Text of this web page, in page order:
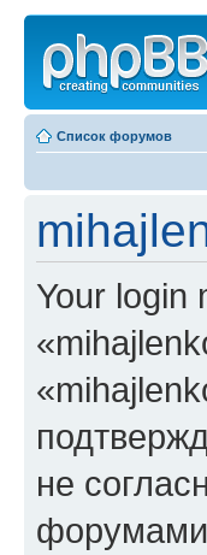
Список форумов
Your login
не
форумами